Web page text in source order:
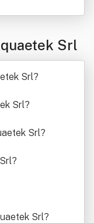
Srl
Srl?
Srl?
Srl?
?
Srl?